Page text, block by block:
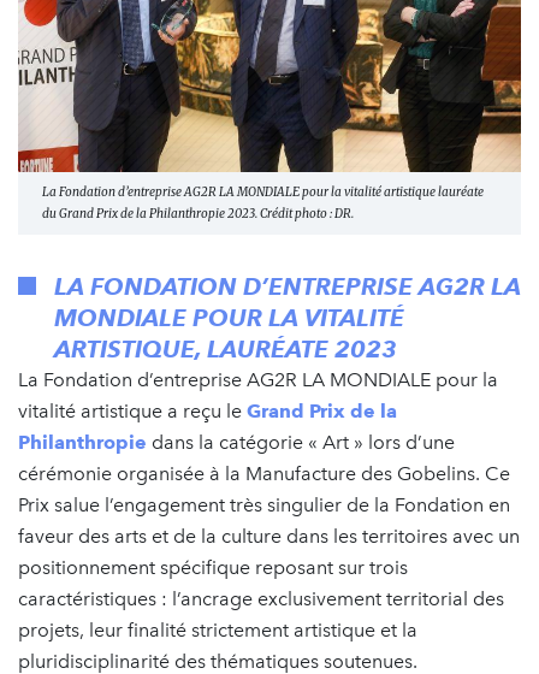
La Fondation d’entreprise AG2R LA MONDIALE pour la vitalité artistique lauréate
du Grand Prix de la Philanthropie 2023. Crédit photo : DR.
LA FONDATION D’ENTREPRISE AG2R LA
MONDIALE POUR LA VITALITÉ
ARTISTIQUE, LAURÉATE 2023
La Fondation d’entreprise AG2R LA MONDIALE pour la
vitalité artistique a reçu le Grand Prix de la
Philanthropie dans la catégorie « Art » lors d’une
cérémonie organisée à la Manufacture des Gobelins. Ce
Prix salue l’engagement très singulier de la Fondation en
faveur des arts et de la culture dans les territoires avec un
positionnement spécifique reposant sur trois
caractéristiques : l’ancrage exclusivement territorial des
projets, leur finalité strictement artistique et la
pluridisciplinarité des thématiques soutenues.